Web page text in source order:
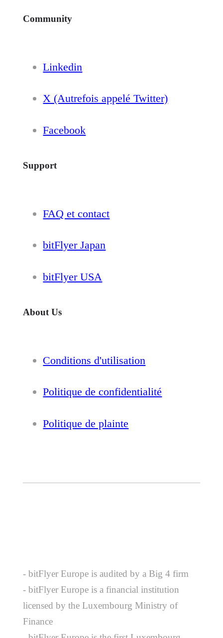
Community
Linkedin
X (Autrefois appelé Twitter)
Facebook
Support
FAQ et contact
bitFlyer Japan
bitFlyer USA
About Us
Conditions d'utilisation
Politique de confidentialité
Politique de plainte
- bitFlyer Europe is audited by a Big 4 firm
- bitFlyer Europe is a financial institution
licensed by the Luxembourg Ministry of
Finance